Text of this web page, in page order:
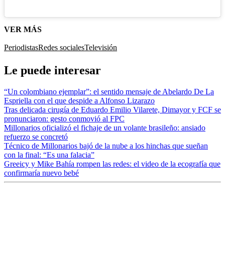
VER MÁS
PeriodistasRedes socialesTelevisión
Le puede interesar
“Un colombiano ejemplar”: el sentido mensaje de Abelardo De La
Espriella con el que despide a Alfonso Lizarazo
Tras delicada cirugía de Eduardo Emilio Vilarete, Dimayor y FCF se
pronunciaron: gesto conmovió al FPC
Millonarios oficializó el fichaje de un volante brasileño: ansiado
refuerzo se concretó
Técnico de Millonarios bajó de la nube a los hinchas que sueñan
con la final: “Es una falacia”
Greeicy y Mike Bahía rompen las redes: el video de la ecografía que
confirmaría nuevo bebé